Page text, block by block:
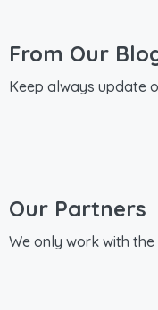
From Our
Keep always update
Our Partners
We only work with